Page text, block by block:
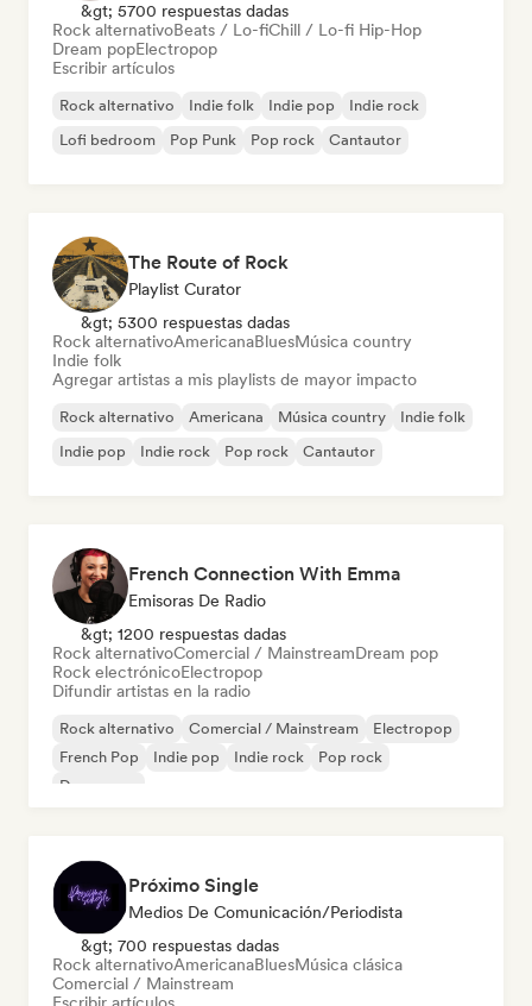
&gt; 5700 respuestas dadas
Rock alternativoBeats / Lo-fiChill / Lo-fi Hip-Hop
Dream popElectropop
Escribir artículos
Rock alternativo Indie folk Indie pop
Indie rock
Lofi bedroom
Pop Punk Pop rock Cantautor
The Route of Rock
Playlist Curator
&gt; 5300 respuestas dadas
Rock alternativoAmericanaBluesMúsica country
Indie folk
Agregar artistas a mis playlists de mayor impacto
Rock alternativo Americana Música country
Indie folk
Indie pop
Indie rock Pop rock Cantautor
French Connection With Emma
Emisoras De Radio
&gt; 1200 respuestas dadas
Rock alternativoComercial / MainstreamDream pop
Rock electrónicoElectropop
Difundir artistas en la radio
Rock alternativo Comercial / Mainstream
Electropop
French Pop
Indie pop Indie rock
Pop rock
Dream pop
Próximo Single
Medios De Comunicación/Periodista
&gt; 700 respuestas dadas
Rock alternativoAmericanaBluesMúsica clásica
Comercial / Mainstream